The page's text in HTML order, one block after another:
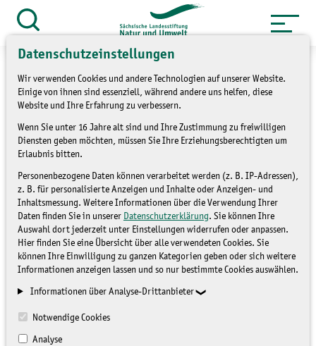
Datenschutzeinstellungen
Wir verwenden Cookies und andere Technologien auf unserer Website.
Einige von ihnen sind essenziell, während andere uns helfen, diese
Website und Ihre Erfahrung zu verbessern.
Wenn Sie unter 16 Jahre alt sind und Ihre Zustimmung zu freiwilligen
Diensten geben möchten, müssen Sie Ihre Erziehungsberechtigten um
Erlaubnis bitten.
Personenbezogene Daten können verarbeitet werden (z. B. IP-Adressen),
z. B. für personalisierte Anzeigen und Inhalte oder Anzeigen- und
Inhaltsmessung. Weitere Informationen über die Verwendung Ihrer
Daten finden Sie in unserer Datenschutzerklärung. Sie können Ihre
Auswahl dort jederzeit unter Einstellungen widerrufen oder anpassen.
Hier finden Sie eine Übersicht über alle verwendeten Cookies. Sie
können Ihre Einwilligung zu ganzen Kategorien geben oder sich weitere
Informationen anzeigen lassen und so nur bestimmte Cookies auswählen.
Informationen über Analyse-Drittanbieter
Notwendige Cookies
Analyse
Zum
Inhalt
springen
öffnen
Wasser marsch & neue
Projektkoordination
BLOG